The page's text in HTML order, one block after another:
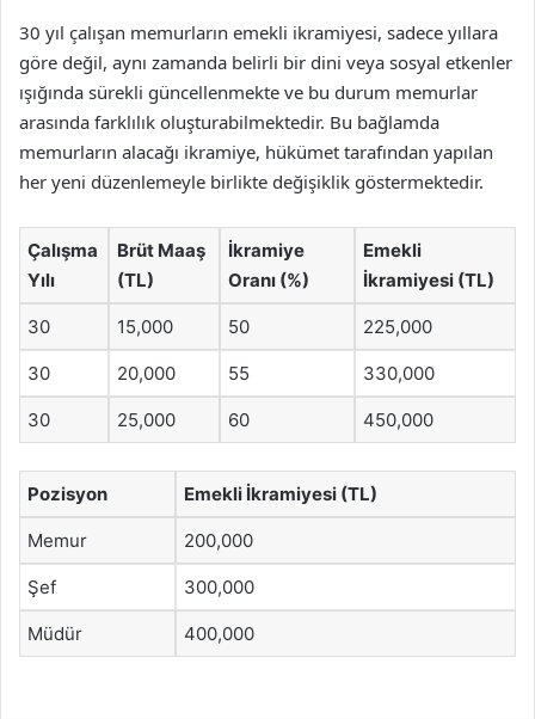
30 yıl çalışan memurların emekli ikramiyesi, sadece yıllara
göre değil, aynı zamanda belirli bir dini veya sosyal etkenler
ışığında sürekli güncellenmekte ve bu durum memurlar
arasında farklılık oluşturabilmektedir. Bu bağlamda
memurların alacağı ikramiye, hükümet tarafından yapılan
her yeni düzenlemeyle birlikte değişiklik göstermektedir.
Çalışma
Yılı
Brüt Maaş
(TL)
İkramiye
Oranı (%)
Emekli
İkramiyesi (TL)
30 15,000 50 225,000
30 20,000 55 330,000
30 25,000 60 450,000
Pozisyon Emekli İkramiyesi (TL)
Memur 200,000
Şef 300,000
Müdür 400,000